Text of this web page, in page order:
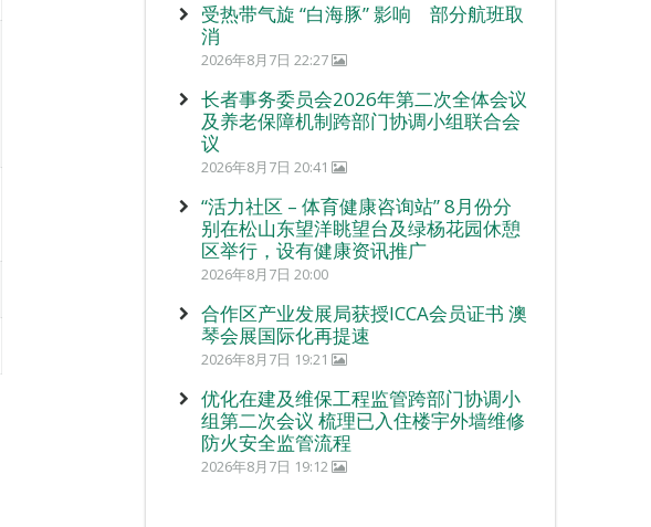
受热带气旋 “白海豚” 影响 部分航班取
消
2026年8月7日 22:27
长者事务委员会2026年第二次全体会议
及养老保障机制跨部门协调小组联合会
议
2026年8月7日 20:41
“活力社区 – 体育健康咨询站” 8月份分
别在松山东望洋眺望台及绿杨花园休憩
区举行，设有健康资讯推广
2026年8月7日 20:00
合作区产业发展局获授ICCA会员证书 澳
琴会展国际化再提速
2026年8月7日 19:21
优化在建及维保工程监管跨部门协调小
组第二次会议 梳理已入住楼宇外墙维修
防火安全监管流程
2026年8月7日 19:12